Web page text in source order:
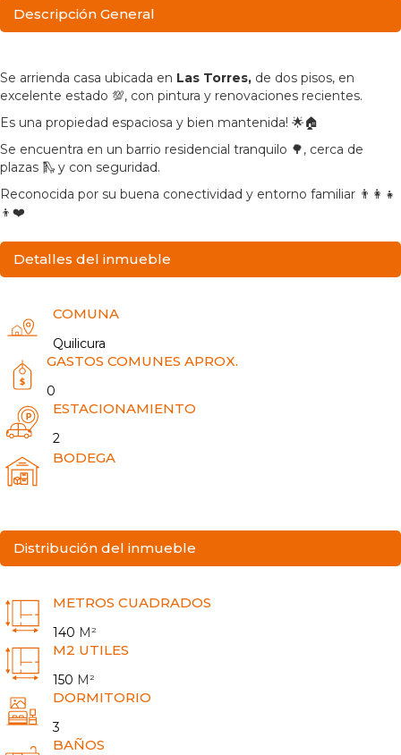
Descripción General
Se arrienda casa ubicada en Las Torres, de dos pisos, en
excelente estado 💯, con pintura y renovaciones recientes.
Es una propiedad espaciosa y bien mantenida! 🌟🏠
Se encuentra en un barrio residencial tranquilo 🌳, cerca de
plazas 🛝 y con seguridad.
Reconocida por su buena conectividad y entorno familiar 👨👩👧
👦❤️
Detalles del inmueble
COMUNA
Quilicura
GASTOS COMUNES APROX.
0
ESTACIONAMIENTO
2
BODEGA
Distribución del inmueble
METROS CUADRADOS
140 M²
M2 UTILES
150 M²
DORMITORIO
3
BAÑOS